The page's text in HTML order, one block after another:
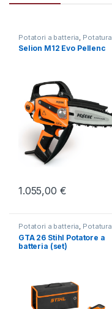
Potatori a batteria Potatura
Selion M12 Evo Pellenc
1.055,00 €
Potatori a batteria, Potatura
GTA 26 Stihl Potatore a
batteria (set)